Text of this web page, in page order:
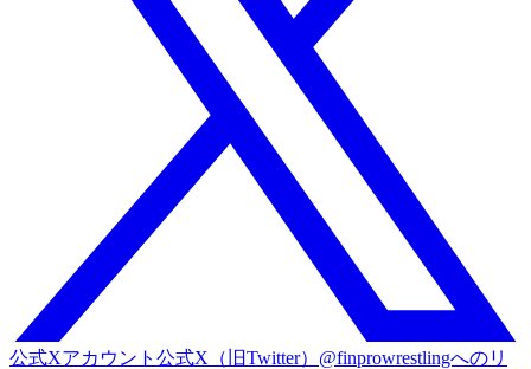
公式Xアカウント 公式X（旧Twitter）@finprowrestlingへのリ